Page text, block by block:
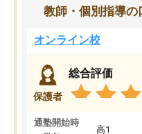
教師・個別指導の
オンライン校
保護者
総合評価
通塾開始時
高1